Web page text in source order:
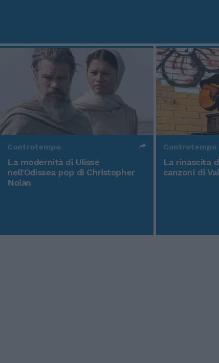
Controtempo
La modernità di Ulisse
nell'Odissea pop di Christopher
Nolan
Controtempo
La rinascita
canzoni di